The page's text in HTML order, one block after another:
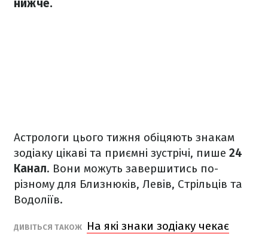
нижче.
Астрологи цього тижня обіцяють знакам
зодіаку цікаві та приємні зустрічі, пише 24
Канал. Вони можуть завершитись по-
різному для Близнюків, Левів, Стрільців та
Водоліїв.
ДИВІТЬСЯ ТАКОЖ
На які знаки зодіаку чекає